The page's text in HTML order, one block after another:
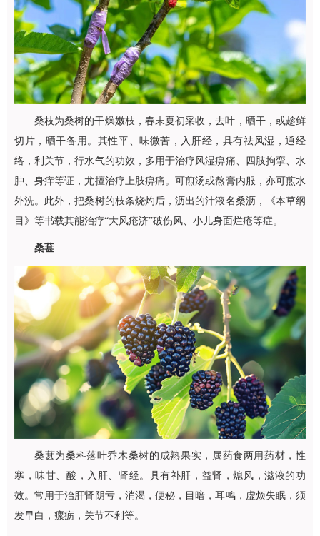
桑枝为桑树的干燥嫩枝，春末夏初采收，去叶，晒干，或趁鲜
切片，晒干备用。其性平、味微苦，入肝经，具有祛风湿，通经
络，利关节，行水气的功效，多用于治疗风湿痹痛、四肢拘挛、水
肿、身痒等证，尤擅治疗上肢痹痛。可煎汤或熬膏内服，亦可煎水
外洗。此外，把桑树的枝条烧灼后，沥出的汁液名桑沥，《本草纲
目》等书载其能治疗“大风疮济”破伤风、小儿身面烂疮等症。
桑葚
桑葚为桑科落叶乔木桑树的成熟果实，属药食两用药材，性
寒，味甘、酸，入肝、肾经。具有补肝，益肾，熄风，滋液的功
效。常用于治肝肾阴亏，消渴，便秘，目暗，耳鸣，虚烦失眠，须
发早白，瘰疬，关节不利等。